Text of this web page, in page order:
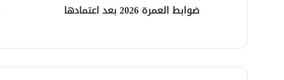
ضوابط العمرة 2026 بعد اعتمادها